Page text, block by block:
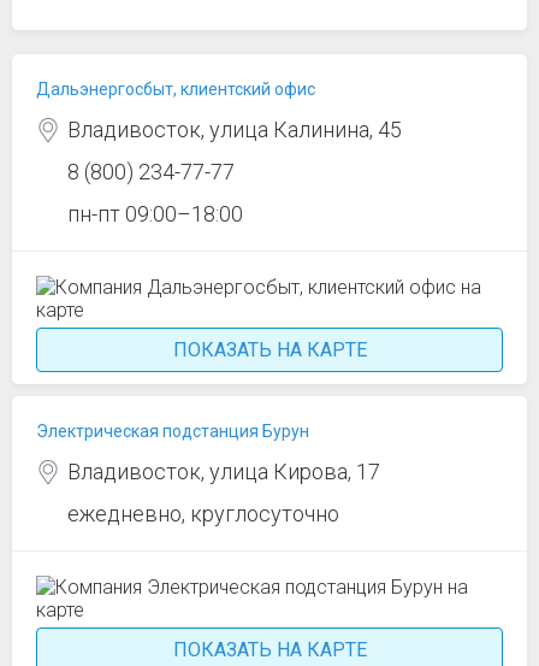
Дальэнергосбыт, клиентский офис
Владивосток, улица Калинина, 45
8 (800) 234-77-77
пн-пт 09:00–18:00
ПОКАЗАТЬ НА КАРТЕ
Электрическая подстанция Бурун
Владивосток, улица Кирова, 17
ежедневно, круглосуточно
ПОКАЗАТЬ НА КАРТЕ